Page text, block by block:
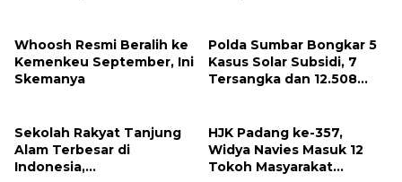
Whoosh Resmi Beralih ke
Kemenkeu September, Ini
Skemanya
Polda Sumbar Bongkar 5
Kasus Solar Subsidi, 7
Tersangka dan 12.508
Sekolah Rakyat Tanjung
Alam Terbesar di
Indonesia,
HJK Padang ke-357,
Widya Navies Masuk 12
Tokoh Masyarakat